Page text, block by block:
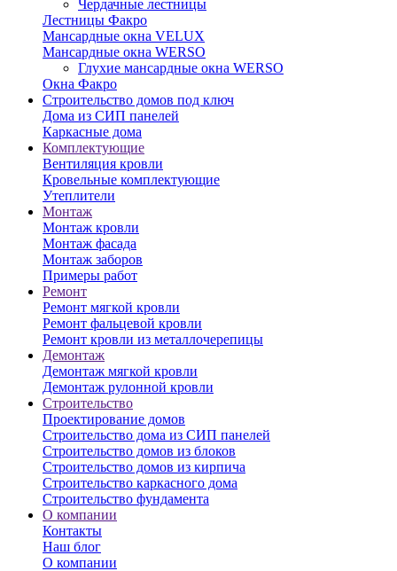
Чердачные лестницы
Лестницы Факро
Мансардные окна VELUX
Мансардные окна WERSO
Глухие мансардные окна WERSO
Окна Факро
Строительство домов под ключ
Дома из СИП панелей
Каркасные дома
Комплектующие
Вентиляция кровли
Кровельные комплектующие
Утеплители
Монтаж
Монтаж кровли
Монтаж фасада
Монтаж заборов
Примеры работ
Ремонт
Ремонт мягкой кровли
Ремонт фальцевой кровли
Ремонт кровли из металлочерепицы
Демонтаж
Демонтаж мягкой кровли
Демонтаж рулонной кровли
Строительство
Проектирование домов
Строительство дома из СИП панелей
Строительство домов из блоков
Строительство домов из кирпича
Строительство каркасного дома
Строительство фундамента
О компании
Контакты
Наш блог
О компании